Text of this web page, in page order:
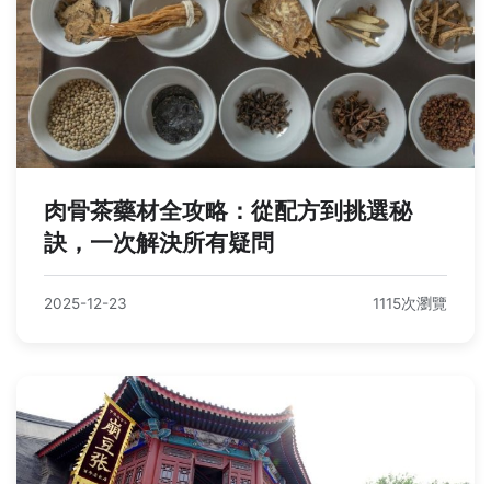
肉骨茶藥材全攻略：從配方到挑選秘
訣，一次解決所有疑問
2025-12-23 1115次瀏覽